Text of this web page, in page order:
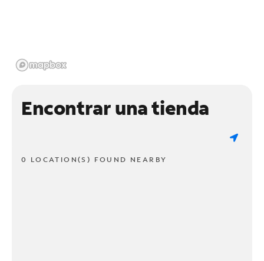
Encontrar una tienda
0 LOCATION(S) FOUND NEARBY